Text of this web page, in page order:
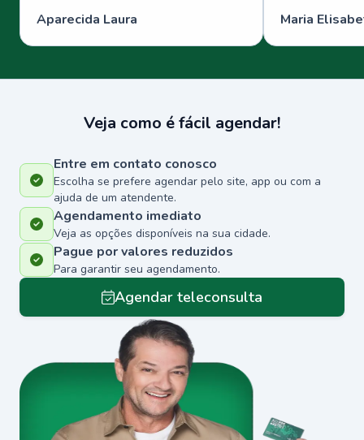
Aparecida Laura Maria
Veja como é fácil agendar!
Entre em contato conosco
Escolha se prefere agendar pelo site, app ou com a
ajuda de um atendente.
Agendamento imediato
Veja as opções disponíveis na sua cidade.
Pague por valores reduzidos
Para garantir seu agendamento.
Agendar teleconsulta